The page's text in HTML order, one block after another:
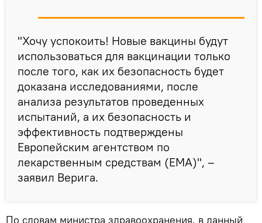
"Хочу успокоить! Новые вакцины будут
использоваться для вакцинации только
после того, как их безопасность будет
доказана исследованиями, после
анализа результатов проведенных
испытаний, а их безопасность и
эффективность подтверждены
Европейским агентством по
лекарственным средствам (EMA)", –
заявил Верига.
По словам министра здравоохранения, в данный